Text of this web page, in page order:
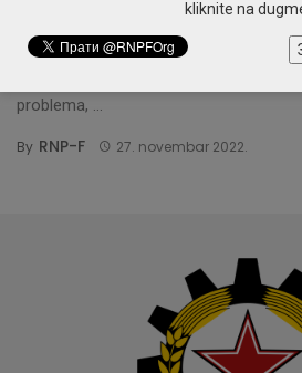
Prednji deo mozga, koji se nalazi
problema, ...
By RNP-F 27. novembar 2022.
kliknite na